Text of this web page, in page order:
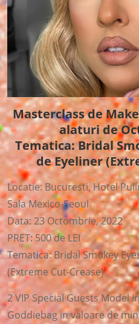
Masterclass de
alaturi de
Tematica: Bridal
de Eyeliner
Locatie: Bucuresti, Hotel
Sala Mexico-Seoul
Data: 23 Octombrie, 2022
PRET: 500 de LEI
Tematica: Bridal Smokey
(Extreme Cut-Crease)
2 VIP Special Guests Model
Goddiebag in valoare de